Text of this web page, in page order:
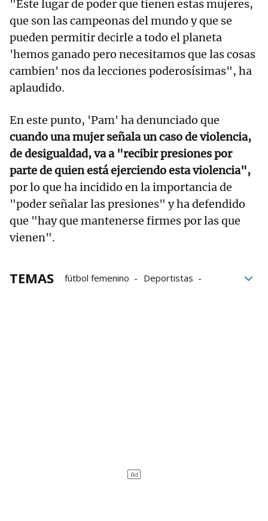
"Este lugar de poder que tienen estas mujeres,
que son las campeonas del mundo y que se
pueden permitir decirle a todo el planeta
'hemos ganado pero necesitamos que las cosas
cambien' nos da lecciones poderosísimas", ha
aplaudido.
En este punto, 'Pam' ha denunciado que
cuando una mujer señala un caso de violencia,
de desigualdad, va a "recibir presiones por
parte de quien está ejerciendo esta violencia",
por lo que ha incidido en la importancia de
"poder señalar las presiones" y ha defendido
que "hay que mantenerse firmes por las que
vienen".
TEMAS fútbol femenino
Deportistas